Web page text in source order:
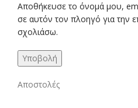
Αποθήκευσε το όνομά μου,
σε αυτόν τον πλοηγό για την
σχολιάσω.
Αποστολές